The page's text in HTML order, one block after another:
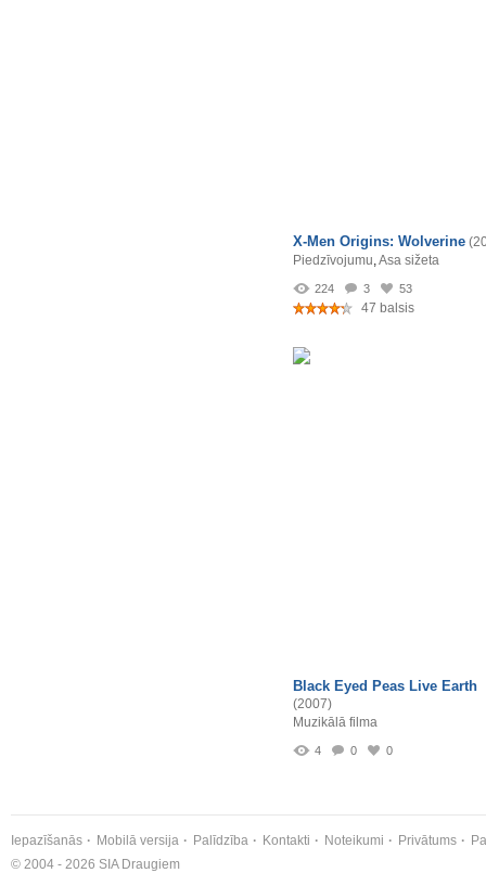
X-Men Origins: Wolverine
Piedzīvojumu,Asa sižeta
224 3 53
47 balsis
Black Eyed Peas Live Earth
(2007)
Muzikālā filma
4 0 0
Iepazīšanās Mobilā versija Palīdzība Kontakti Noteikumi Privātums
© 2004 - 2026 SIA Draugiem